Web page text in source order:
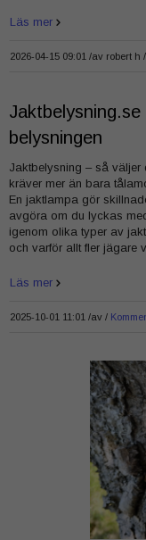
2026-04-15 09:01 /av robert h
Läs mer
belysningen
Jaktbelysning – så väljer
kräver mer än bara
En jaktlampa gör
avgöra om du lyckas
igenom olika typer av
och varför allt fler jägare
2025-10-01 11:01 /av
Läs mer